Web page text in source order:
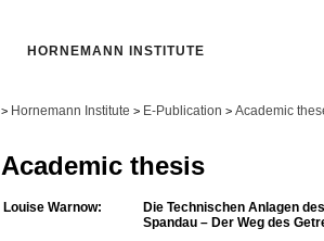
HORNEMANN INSTITUTE
> Hornemann Institute > E-Publication > Academic
Academic thesis
Louise Warnow:
Die Technischen Anlagen
Spandau – Der Weg des